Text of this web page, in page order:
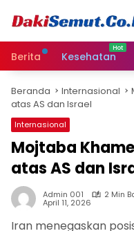
Berita Kesehatan
Beranda Internasional
atas AS dan Israel
Internasional
Mojtaba
atas AS dan
Admin 001 2 Min
April 11, 2026
Iran menegaskan